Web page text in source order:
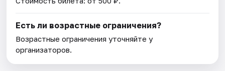
Есть ли возрастные ограничения?
Возрастные ограничения уточняйте у
организаторов.